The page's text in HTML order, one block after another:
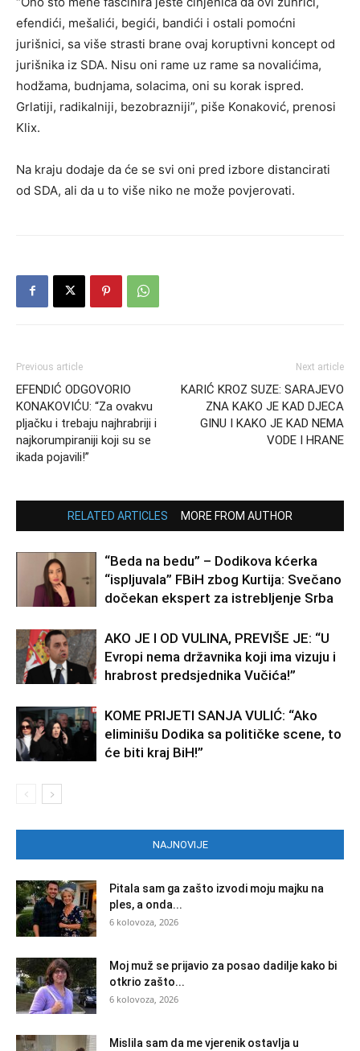
efendići, mešalići, begići, bandići i ostali pomoćni
jurišnici, sa više strasti brane ovaj koruptivni koncept od
jurišnika iz SDA. Nisu oni rame uz rame sa novalićima,
hodžama, budnjama, solacima, oni su korak ispred.
Grlatiji, radikalniji, bezobrazniji”, piše Konaković, prenosi
Klix.
Na kraju dodaje da će se svi oni pred izbore distancirati
od SDA, ali da u to više niko ne može povjerovati.
Previous article
EFENDIĆ ODGOVORIO
KONAKOVIĆU: “Za ovakvu
pljačku i trebaju najhrabriji i
najkorumpiraniji koji su se
ikada pojavili!”
Next article
KARIĆ KROZ SUZE: SARAJEVO
ZNA KAKO JE KAD DJECA
GINU I KAKO JE KAD NEMA
VODE I HRANE
RELATED ARTICLES MORE FROM AUTHOR
“Beda na bedu” – Dodikova kćerka
“ispljuvala” FBiH zbog Kurtija: Svečano
dočekan ekspert za istrebljenje Srba
AKO JE I OD VULINA, PREVIŠE JE: “U
Evropi nema državnika koji ima vizuju i
hrabrost predsjednika Vučića!”
KOME PRIJETI SANJA VULIĆ: “Ako
eliminišu Dodika sa političke scene, to
će biti kraj BiH!”
NAJNOVIJE
Pitala sam ga zašto izvodi moju majku na
ples, a onda...
6 kolovoza, 2026
Moj muž se prijavio za posao dadilje kako bi
otkrio zašto...
6 kolovoza, 2026
Mislila sam da me vjerenik ostavlja u